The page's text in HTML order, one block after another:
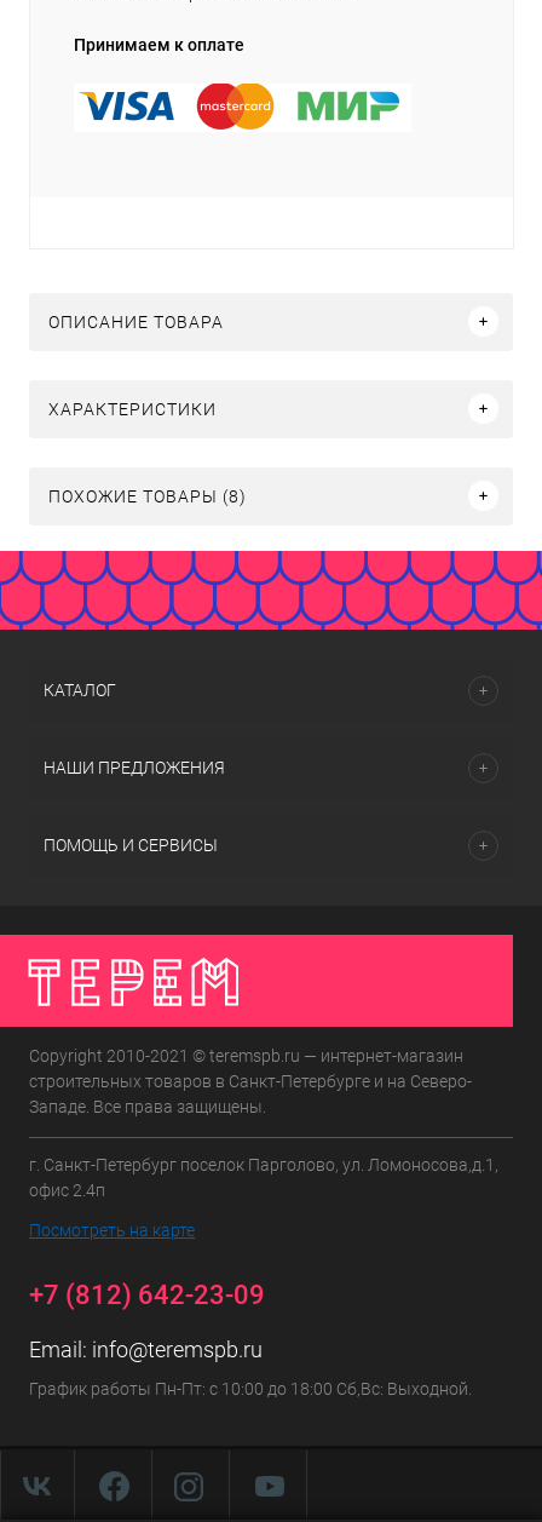
Принимаем к оплате
ОПИСАНИЕ ТОВАРА
ХАРАКТЕРИСТИКИ
ПОХОЖИЕ ТОВАРЫ (8)
КАТАЛОГ
НАШИ ПРЕДЛОЖЕНИЯ
ПОМОЩЬ И СЕРВИСЫ
Copyright 2010-2021 © teremspb.ru — интернет-магазин
строительных товаров в Санкт-Петербурге и на Северо-
Западе. Все права защищены.
г. Санкт-Петербург поселок Парголово, ул. Ломоносова,д.1,
офис 2.4п
Посмотреть на карте
+7 (812) 642-23-09
Email: info@teremspb.ru
График работы Пн-Пт: с 10:00 до 18:00 Сб,Вс: Выходной.